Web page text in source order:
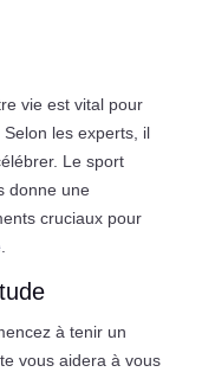
vie est vital pour
Selon les experts, il
Le sport
donne une
cruciaux pour
.
à tenir un
vous aidera à vous